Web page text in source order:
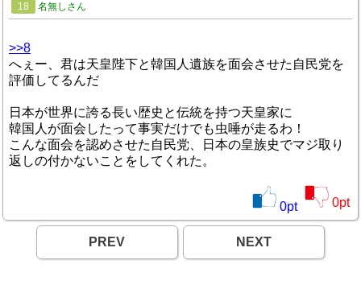
18
名無しさん
>>8
へぇー、君は天皇陛下と韓国人遺族を面会させた自民党を
評価してるんだ
日本が世界に誇る長い歴史と伝統を持つ天皇家に
韓国人が面会したって事実だけでも虫唾が走るわ！
こんな面会を認めさせた自民党、日本の皇族史でマジ取り
返しの付かないことをしてくれた。
0pt 0pt
PREV NEXT